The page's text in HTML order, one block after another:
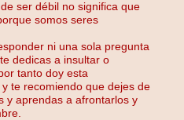
ser débil no significa que
somos seres
ni una sola pregunta
dedicas a insultar o
tanto doy esta
te recomiendo que dejes de
y aprendas a afrontarlos y